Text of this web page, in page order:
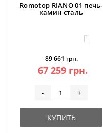
Romotop RIANO 01 печь-
камин сталь
3
89 661 грн.
67 259 грн.
- +
КУПИТЬ